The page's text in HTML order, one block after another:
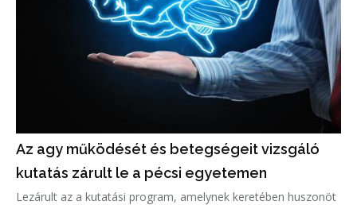
Az agy működését és betegségeit vizsgáló
kutatás zárult le a pécsi egyetemen
Lezárult az a kutatási program, amelynek keretében huszonöt